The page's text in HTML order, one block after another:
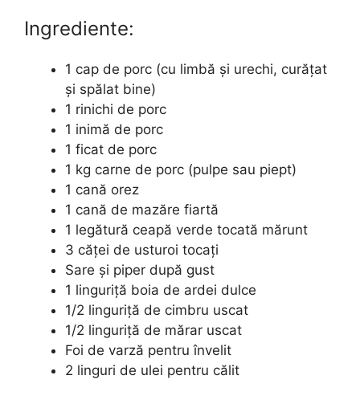
Ingrediente:
1 cap de porc (cu limbă și urechi, curățat
și spălat bine)
1 rinichi de porc
1 inimă de porc
1 ficat de porc
1 kg carne de porc (pulpe sau piept)
1 cană orez
1 cană de mazăre fiartă
1 legătură ceapă verde tocată mărunt
3 căței de usturoi tocați
Sare și piper după gust
1 linguriță boia de ardei dulce
1/2 linguriță de cimbru uscat
1/2 linguriță de mărar uscat
Foi de varză pentru învelit
2 linguri de ulei pentru călit